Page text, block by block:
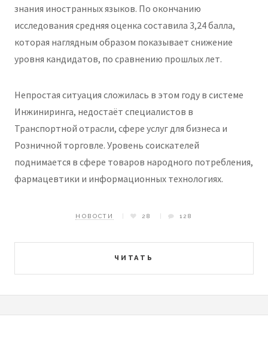
знания иностранных языков. По окончанию
исследования средняя оценка составила 3,24 балла,
которая наглядным образом показывает снижение
уровня кандидатов, по сравнению прошлых лет.
Непростая ситуация сложилась в этом году в системе
Инжиниринга, недостаёт специалистов в
Транспортной отрасли, сфере услуг для бизнеса и
Розничной торговле. Уровень соискателей
поднимается в сфере товаров народного потребления,
фармацевтики и информационных технологиях.
ЧИТАТЬ
НОВОСТИ 28 128